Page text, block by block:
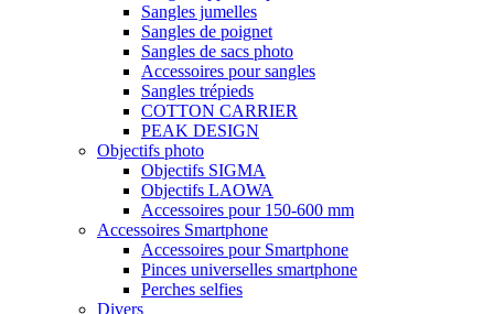
Sangles jumelles
Sangles de poignet
Sangles de sacs photo
Accessoires pour sangles
Sangles trépieds
COTTON CARRIER
PEAK DESIGN
Objectifs photo
Objectifs SIGMA
Objectifs LAOWA
Accessoires pour 150-600 mm
Accessoires Smartphone
Accessoires pour Smartphone
Pinces universelles smartphone
Perches selfies
Divers